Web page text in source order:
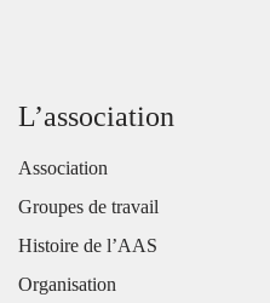
L’association
Association
Groupes de travail
Histoire de l’AAS
Organisation